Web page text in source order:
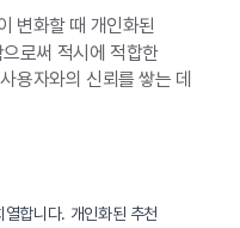
변화할 때 개인화된
로써 적시에 적합한
용자와의 신뢰를 쌓는 데
합니다. 개인화된 추천